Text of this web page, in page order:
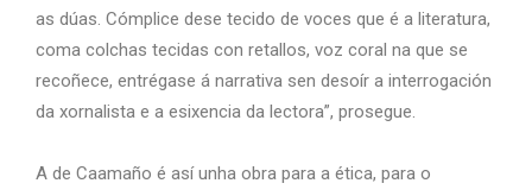
as dúas. Cómplice dese tecido de voces que é a literatura,
coma colchas tecidas con retallos, voz coral na que se
recoñece, entrégase á narrativa sen desoír a interrogación
da xornalista e a esixencia da lectora”, prosegue.
A de Caamaño é así unha obra para a ética, para o